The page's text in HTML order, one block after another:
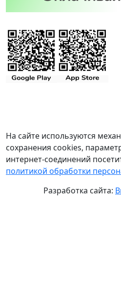
На сайте используются
сохранения cookies,
интернет-соединений
политикой обработки
Разработка сайта: